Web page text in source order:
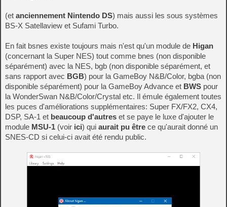
(et anciennement Nintendo DS) mais aussi les sous systèmes
BS-X Satellaview et Sufami Turbo.
En fait bsnes existe toujours mais n'est qu'un module de Higan
(concernant la Super NES) tout comme bnes (non disponible
séparément) avec la NES, bgb (non disponible séparément, et
sans rapport avec BGB) pour la GameBoy N&B/Color, bgba (non
disponible séparément) pour la GameBoy Advance et BWS pour
la WonderSwan N&B/Color/Crystal etc. Il émule également toutes
les puces d'améliorations supplémentaires: Super FX/FX2, CX4,
DSP, SA-1 et beaucoup d'autres et se paye le luxe d'ajouter le
module MSU-1 (voir ici) qui aurait pu être ce qu'aurait donné un
SNES-CD si celui-ci avait été rendu public.